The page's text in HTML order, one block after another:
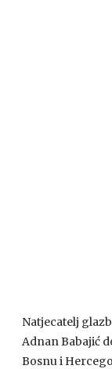
Natjecatelj
Adnan Babajić
Bosnu i